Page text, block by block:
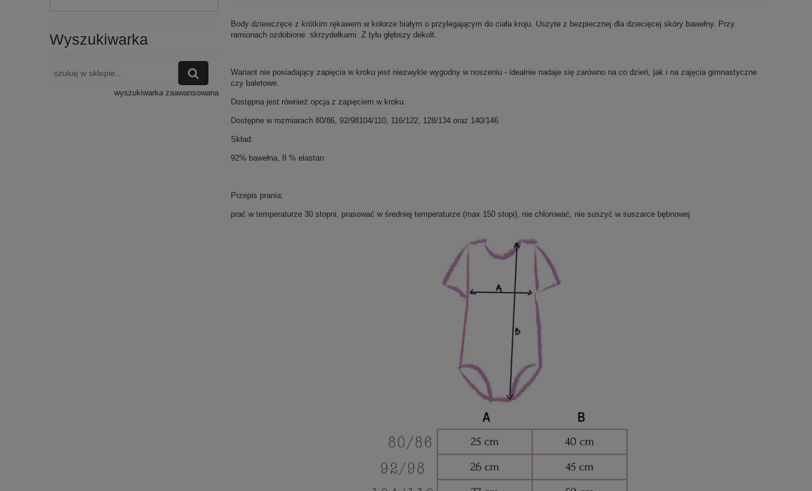
Wyszukiwarka
wyszukiwarka zaawansowana
Body dziewczęce z krótkim rękawem w kolorze białym o przylegającym do ciała kroju. Uszyte z bezpiecznej dla dziecięcej skóry bawełny. Przy
ramionach ozdobione skrzydełkami. Z tyłu głębszy dekolt.
Wariant nie posiadający zapięcia w kroku jest niezwykle wygodny w noszeniu - idealnie nadaje się zarówno na co dzień, jak i na zajęcia gimnastyczne
czy baletowe.
Dostępna jest również opcja z zapięciem w kroku.
Dostępne w rozmiarach 80/86, 92/98104/110, 116/122, 128/134 oraz 140/146
Skład:
92% bawełna, 8 % elastan
Przepis prania:
prać w temperaturze 30 stopni, prasować w średniej temperaturze (max 150 stopi), nie chlorować, nie suszyć w suszarce bębnowej